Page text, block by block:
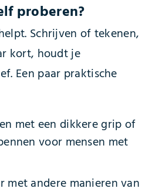
proberen?
Schrijven of tekenen,
kort, houdt je
Een paar praktische
met een dikkere grip of
voor mensen met
met andere manieren van